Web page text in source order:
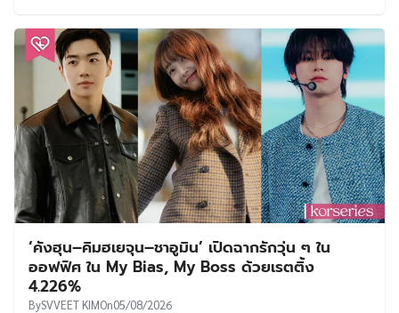
‘คังฮุน–คิมฮเยจุน–ชาอูมิน’ เปิดฉากรักวุ่น ๆ ใน
ออฟฟิศ ใน My Bias, My Boss ด้วยเรตติ้ง
4.226%
BySVVEET KIMOn05/08/2026